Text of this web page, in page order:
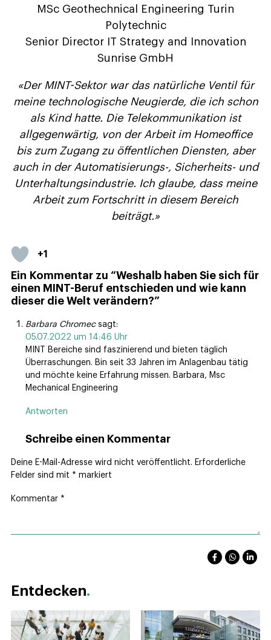
MSc Geothechnical Engineering Turin
Polytechnic
Senior Director IT Strategy and Innovation
Sunrise GmbH
«Der MINT-Sektor war das natürliche Ventil für
meine technologische Neugierde, die ich schon
als Kind hatte. Die Telekommunikation ist
allgegenwärtig, von der Arbeit im Homeoffice
bis zum Zugang zu öffentlichen Diensten, aber
auch in der Automatisierungs-, Sicherheits- und
Unterhaltungsindustrie. Ich glaube, dass meine
Arbeit zum Fortschritt in diesem Bereich
beiträgt.»
+1
Ein Kommentar zu “Weshalb haben Sie sich für
einen MINT-Beruf entschieden und wie kann
dieser die Welt verändern?”
Barbara Chromec sagt:
05.07.2022 um 14:46 Uhr
MINT Bereiche sind faszinierend und bieten täglich
Überraschungen. Bin seit 33 Jahren im Anlagenbau tätig
und möchte keine Erfahrung missen. Barbara, Msc
Mechanical Engineering
Antworten
Schreibe einen Kommentar
Deine E-Mail-Adresse wird nicht veröffentlicht. Erforderliche
Felder sind mit * markiert
Kommentar *
Entdecken